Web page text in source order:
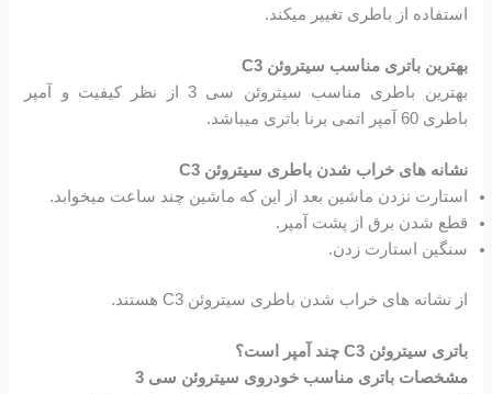
استفاده از باطری تغییر میکند.
بهترین باتری مناسب سیتروئن C3
بهترین باطری مناسب سیتروئن سی 3 از نظر کیفیت و آمپر
باطری 60 آمپر اتمی برنا باتری میباشد.
نشانه های خراب شدن باطری سیتروئن C3
استارت نزدن ماشین بعد از این که ماشین چند ساعت میخوابد.
قطع شدن برق از پشت آمپر.
سنگین استارت زدن.
از نشانه های خراب شدن باطری سیتروئن C3 هستند.
باتری سیتروئن C3 چند آمپر است؟
مشخصات باتری مناسب خودروی سیتروئن سی 3